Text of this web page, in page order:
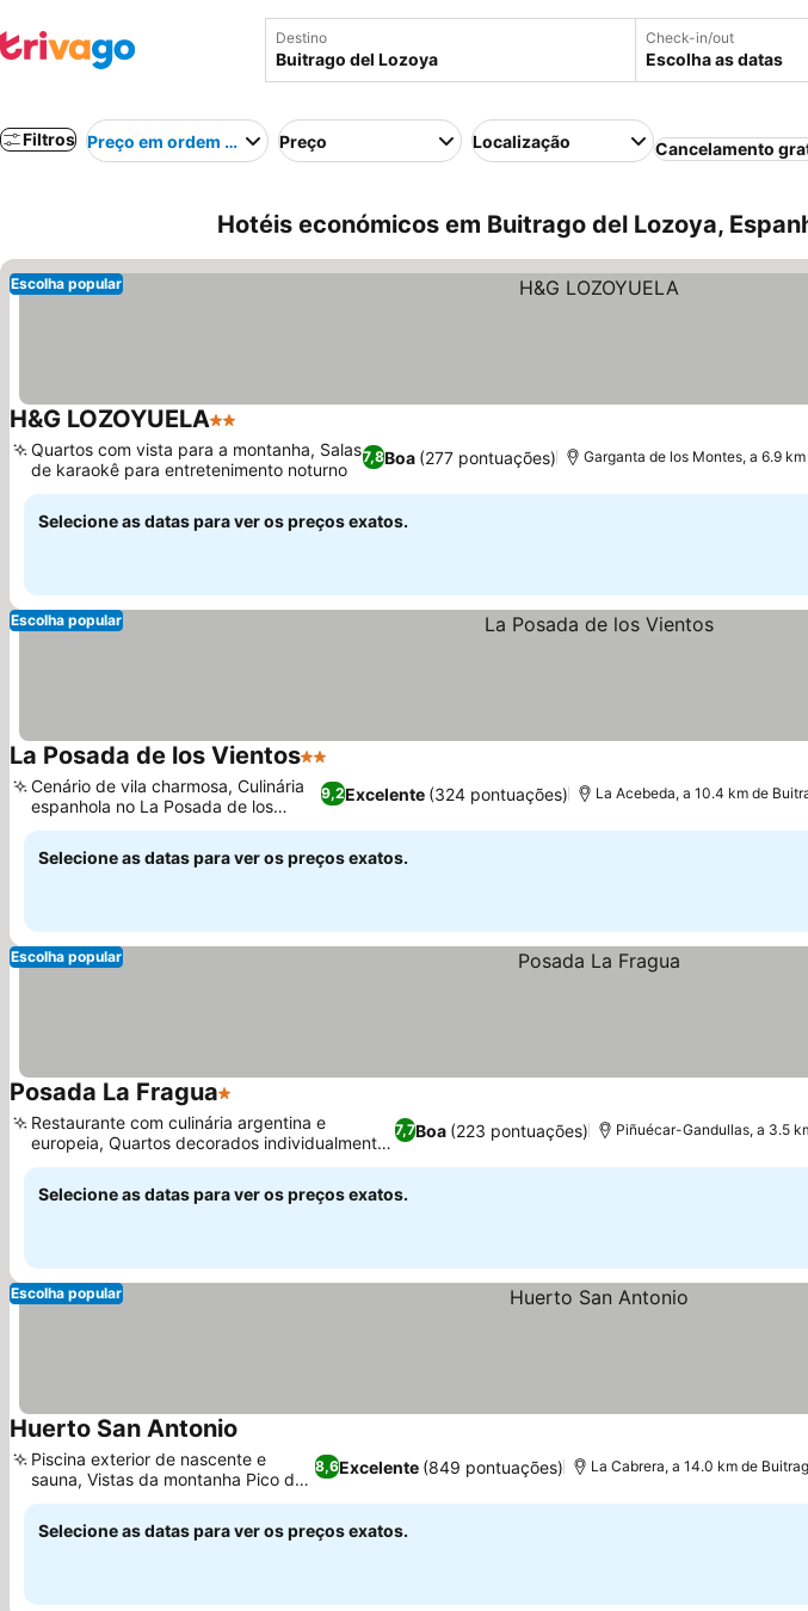
Destino Check-in/out
Escolha as datas
Filtros Preço em ordem crescentePreço Localização Cancelamento
Hotéis económicos em Buitrago del Lozoya,
Escolha popular
H&G LOZOYUELA2 Estrelas
7,8Boa (277 pontuações)
Quartos com vista para a montanha, Salas
de karaokê para entretenimento noturno
Garganta de los Montes, a 6.9
Selecione as datas para ver os preços exatos.
Escolha popular
La Posada de los Vientos2 Estrelas
9,2Excelente (324 pontuações)
Cenário de vila charmosa, Culinária
espanhola no La Posada de los
Vientos
La Acebeda, a 10.4 km de
Selecione as datas para ver os preços exatos.
Escolha popular
Posada La Fragua1 Estrelas
7,7Boa (223 pontuações)
Restaurante com culinária argentina e
europeia, Quartos decorados individualmente
com lareiras
Piñuécar-Gandullas, a 3.5
Selecione as datas para ver os preços exatos.
Escolha popular
Huerto San Antonio
8,6Excelente (849 pontuações)
Piscina exterior de nascente e
sauna, Vistas da montanha Pico de
la Miel
La Cabrera, a 14.0 km de
Selecione as datas para ver os preços exatos.